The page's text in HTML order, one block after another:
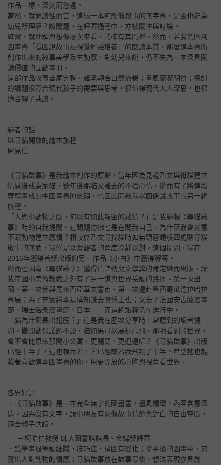
作品一樣，深刻而悠遠。
當然，就適讀性而言，這樣一本純影像敘事的無字書，是否也能為
幼兒所理解？該問題，在評審過程中，亦被關注與討論。
確實，就理解與想像層次來看，的確有其門檻。然而，若我們回到
圖畫書「看圖說故事及視覺經驗培養」的閱讀本質，那麼這本書所
創作出來的敘事美學及生動感，對幼兒來說，仍不失為一本深具閱
讀價值的互動畫冊。
這部作品敘事首尾完整，起承轉合自然流暢；畫風簡潔明快；探討
的議題很符合現代孩子的需要與思考，很值得現代大人深思，也很
適合親子共讀。
繪者的話
以尋貓開啟的繪本旅程
周見信
《尋貓啟事》是我繪本創作的原點，當年因為見證乃文與街貓建立
情感後成為家貓，數年後那貓又離去的不捨心情，從而有了將這段
歷程畫成無字圖畫書的念頭，也因此開啟我以圖像說故事的另一趟
旅程。
「人與小動物之間，何以有如此親密的感情？」是我繪製《尋貓啟
事》時的自我提問。這問題彷彿也是在問我自己，為什麼我會刻意
不跟動物建立感情？相較於乃文尋找貓時如無頭蒼蠅般四處貼尋貓
啟事的無助，我僅是以旁觀者的角度冷靜以對。這個提問，我在
2016年獲得首獎出版的另一作品《小白》中獲得解答。
然而也因為《尋貓啟事》獲得信誼幼兒文學獎的肯定繼而出版，讓
我在國小美術教職之外有了另一道與世界接觸的路徑。第一次出
國、第一次參與馬來西亞華文書市、第一次遠赴墨西哥瓜達拉哈拉
書展；為了充實繪本建構知識去唸博士班；又去了法國安古蘭漫畫
節、瑞士洛桑漫畫節、日本……而這趟旅程仍在進行中。
「貓為什麼長出翅膀？」這是我在歷次分享時，常聽到的讀者提
問。撇開動保議題不談，貓如果可以展翅高飛，那牠看到的世界，
會不會比原來那間小公寓，更開闊、更遼遠呢？《尋貓啟事》出版
已經十年了，這也標示著，它已經載著我飛翔了十年。希望牠也能
載著喜歡這本圖畫書的你，用更開放的心胸與視角看世界。
各界好評
．《尋貓啟事》是一本完全無字的圖畫書，畫風精緻、內容含意深
遠。因為沒有文字，讓小朋友有想像故事情節與對白的自由空間，
適合親子共讀。
－柯皓仁教授 師大圖書館館長、金蝶獎評審
．鉛筆畫風筆觸細膩，技巧佳，構圖有變化；從平淡的圖畫中，流
露出人對動物的情感；尋貓啟事放在故事最後，想法表現亦具創